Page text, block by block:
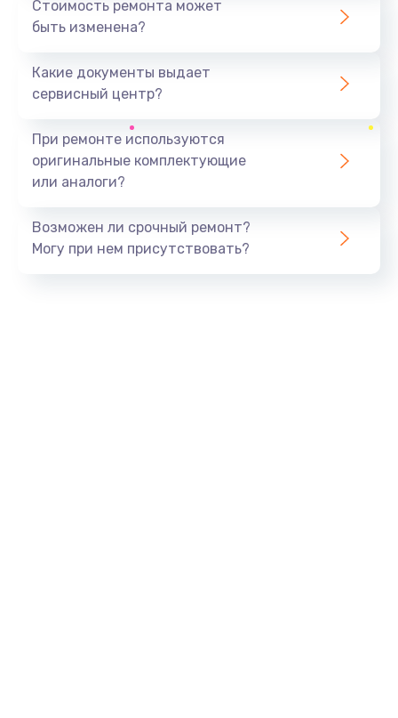
Ремонт южного моста
Замена батарейки BIOS
Заказать
Стоимость ремонта может
быть изменена?
Какие документы выдает
сервисный центр?
При ремонте используются
оригинальные комплектующие
или аналоги?
Возможен ли срочный ремонт?
Могу при нем присутствовать?